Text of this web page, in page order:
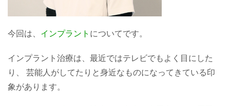
今回は、 インプラント についてです。
インプラント治療は、最近ではテレビでもよく目にした
り、 芸能人がしてたりと身近なものになってきている印
象があります。